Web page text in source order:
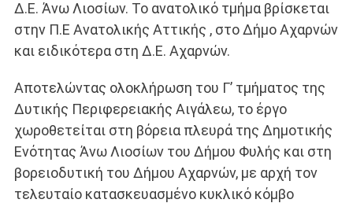
Δ.Ε. Άνω Λιοσίων. Το ανατολικό τμήμα βρίσκεται
στην Π.Ε Ανατολικής Αττικής , στο Δήμο Αχαρνών
και ειδικότερα στη Δ.Ε. Αχαρνών.
Αποτελώντας ολοκλήρωση του Γ’ τμήματος της
Δυτικής Περιφερειακής Αιγάλεω, το έργο
χωροθετείται στη βόρεια πλευρά της Δημοτικής
Ενότητας Άνω Λιοσίων του Δήμου Φυλής και στη
βορειοδυτική του Δήμου Αχαρνών, με αρχή τον
τελευταίο κατασκευασμένο κυκλικό κόμβο